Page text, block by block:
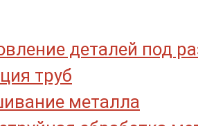
деталей под
труб
металла